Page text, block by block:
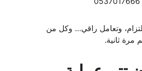
وتعامل راقي… وكل من
مرة ثانية.